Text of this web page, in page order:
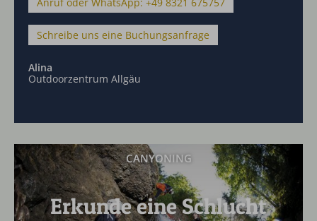
Anruf oder WhatsApp: +49 8321 675757
Schreibe uns eine Buchungsanfrage
Alina
Outdoorzentrum Allgäu
CANYONING
Erkunde eine Schlucht